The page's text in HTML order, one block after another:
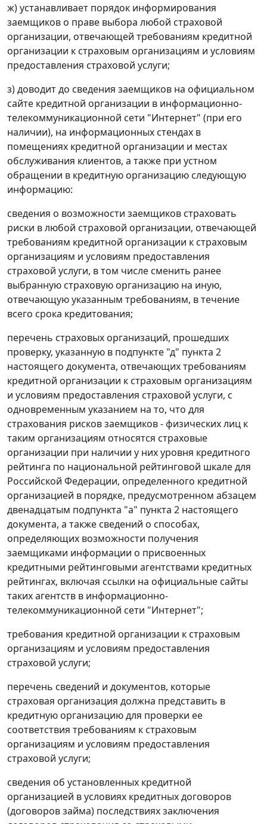
ж) устанавливает порядок информирования
заемщиков о праве выбора любой страховой
организации, отвечающей требованиям кредитной
организации к страховым организациям и условиям
предоставления страховой услуги;
з) доводит до сведения заемщиков на официальном
сайте кредитной организации в информационно-
телекоммуникационной сети "Интернет" (при его
наличии), на информационных стендах в
помещениях кредитной организации и местах
обслуживания клиентов, а также при устном
обращении в кредитную организацию следующую
информацию:
сведения о возможности заемщиков страховать
риски в любой страховой организации, отвечающей
требованиям кредитной организации к страховым
организациям и условиям предоставления
страховой услуги, в том числе сменить ранее
выбранную страховую организацию на иную,
отвечающую указанным требованиям, в течение
всего срока кредитования;
перечень страховых организаций, прошедших
проверку, указанную в подпункте "д" пункта 2
настоящего документа, отвечающих требованиям
кредитной организации к страховым организациям
и условиям предоставления страховой услуги, с
одновременным указанием на то, что для
страхования рисков заемщиков - физических лиц к
таким организациям относятся страховые
организации при наличии у них уровня кредитного
рейтинга по национальной рейтинговой шкале для
Российской Федерации, определенного кредитной
организацией в порядке, предусмотренном абзацем
двенадцатым подпункта "а" пункта 2 настоящего
документа, а также сведений о способах,
определяющих возможности получения
заемщиками информации о присвоенных
кредитными рейтинговыми агентствами кредитных
рейтингах, включая ссылки на официальные сайты
таких агентств в информационно-
телекоммуникационной сети "Интернет";
требования кредитной организации к страховым
организациям и условиям предоставления
страховой услуги;
перечень сведений и документов, которые
страховая организация должна представить в
кредитную организацию для проверки ее
соответствия требованиям к страховым
организациям и условиям предоставления
страховой услуги;
сведения об установленных кредитной
организацией в условиях кредитных договоров
(договоров займа) последствиях заключения